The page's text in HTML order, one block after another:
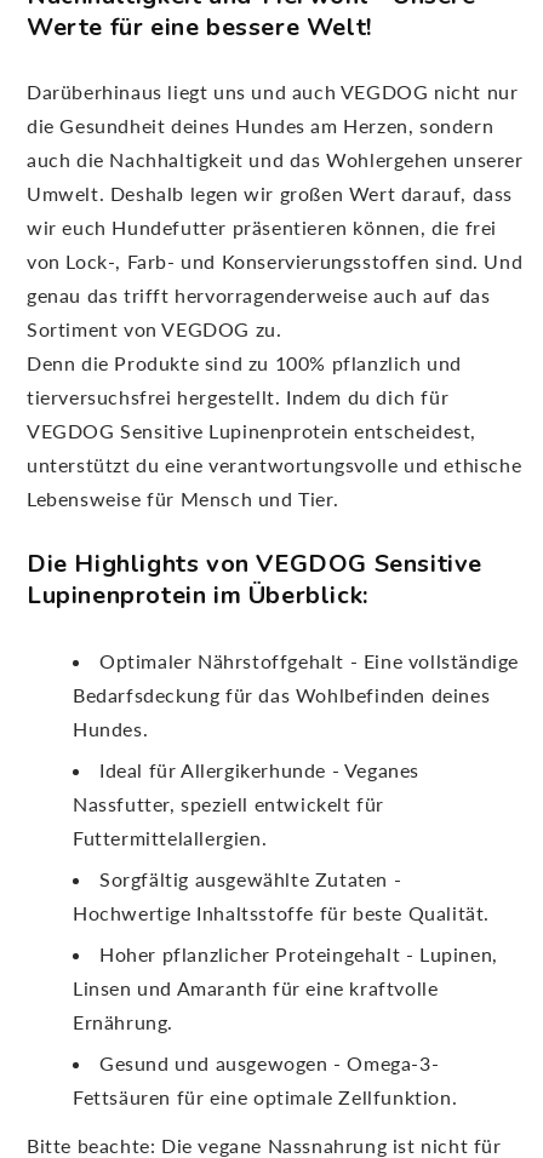
Werte für eine bessere Welt!
Darüberhinaus liegt uns und auch VEGDOG nicht nur
die Gesundheit deines Hundes am Herzen, sondern
auch die Nachhaltigkeit und das Wohlergehen unserer
Umwelt. Deshalb legen wir großen Wert darauf, dass
wir euch Hundefutter präsentieren können, die frei
von Lock-, Farb- und Konservierungsstoffen sind. Und
genau das trifft hervorragenderweise auch auf das
Sortiment von VEGDOG zu.
Denn die Produkte sind zu 100% pflanzlich und
tierversuchsfrei hergestellt. Indem du dich für
VEGDOG Sensitive Lupinenprotein entscheidest,
unterstützt du eine verantwortungsvolle und ethische
Lebensweise für Mensch und Tier.
Die Highlights von VEGDOG Sensitive
Lupinenprotein im Überblick:
Optimaler Nährstoffgehalt - Eine vollständige
Bedarfsdeckung für das Wohlbefinden deines
Hundes.
Ideal für Allergikerhunde - Veganes
Nassfutter, speziell entwickelt für
Futtermittelallergien.
Sorgfältig ausgewählte Zutaten -
Hochwertige Inhaltsstoffe für beste Qualität.
Hoher pflanzlicher Proteingehalt - Lupinen,
Linsen und Amaranth für eine kraftvolle
Ernährung.
Gesund und ausgewogen - Omega-3-
Fettsäuren für eine optimale Zellfunktion.
Bitte beachte: Die vegane Nassnahrung ist nicht für